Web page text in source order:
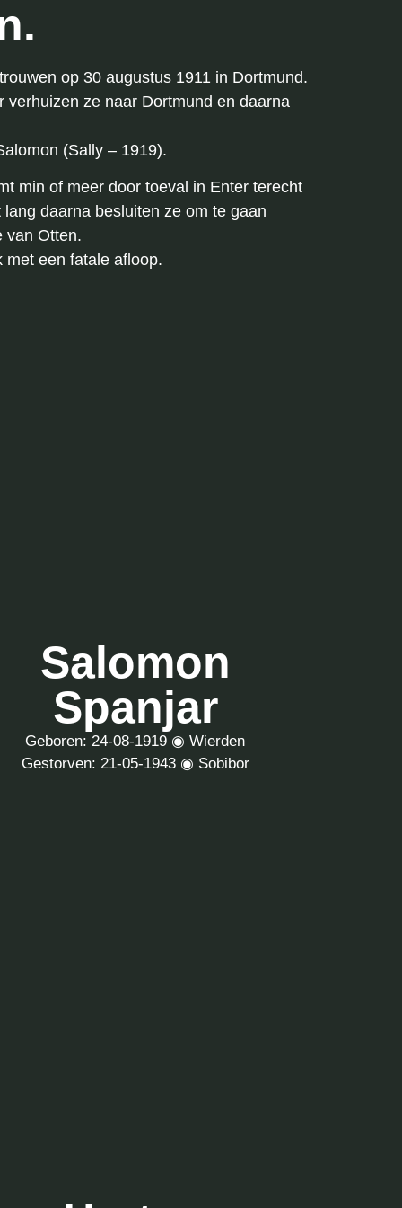
op 30 augustus 1911 in Dortmund.
ze naar Dortmund en daarna
(Sally – 1919).
min of meer door toeval in Enter terecht
daarna besluiten ze om te gaan
van Otten.
een fatale afloop.
Salomon
Spanjar
Geboren: 24-08-1919 ◉ Wierden
Gestorven: 21-05-1943 ◉ Sobibor